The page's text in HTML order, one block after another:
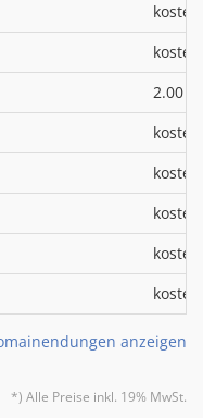
2.00 €
anzeigen
*) Alle Preise inkl. 19% MwSt.